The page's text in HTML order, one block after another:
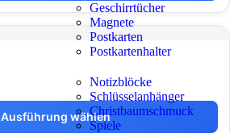
Geschirrtücher
Magnete
Postkarten
Postkartenhalter
Notizblöcke
Schlüsselanhänger
Christbaumschmuck
Spiele
Ausführung wählen